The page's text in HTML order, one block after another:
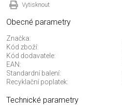
Vytisknout
Obecné parametry
Značka:
Kód zboží:
Kód dodavatele:
EAN:
Standardní balení:
Recyklační poplatek:
Technické parametry